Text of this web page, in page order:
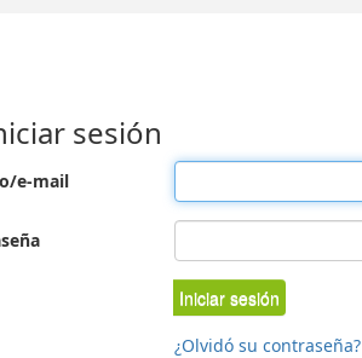
sesión
e-mail
Iniciar sesión
¿Olvidó su contraseña?